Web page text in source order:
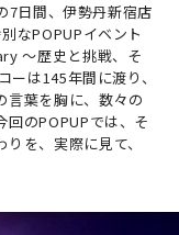
7日間、伊勢丹新宿店
なPOPUPイベント
～歴史と挑戦、そ
は145年間に渡り、
言葉を胸に、数々の
のPOPUPでは、そ
を、実際に見て、